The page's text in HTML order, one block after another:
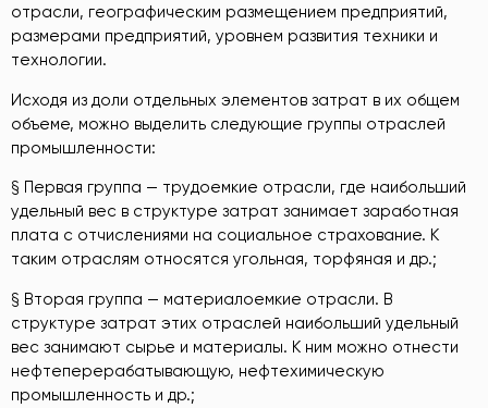
отрасли, географическим размещением предприятий,
размерами предприятий, уровнем развития техники и
технологии.
Исходя из доли отдельных элементов затрат в их общем
объеме, можно выделить следующие группы отраслей
промышленности:
§ Первая группа — трудоемкие отрасли, где наибольший
удельный вес в структуре затрат занимает заработная
плата с отчислениями на социальное страхование. К
таким отраслям относятся угольная, торфяная и др.;
§ Вторая группа — материалоемкие отрасли. В
структуре затрат этих отраслей наибольший удельный
вес занимают сырье и материалы. К ним можно отнести
нефтеперерабатывающую, нефтехимическую
промышленность и др.;